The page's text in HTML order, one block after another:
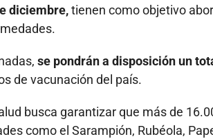
diciembre,tienen como objetivo
se pondrán a disposición un
de vacunación del país.
busca garantizar que más de
como el Sarampión, Rubéola,